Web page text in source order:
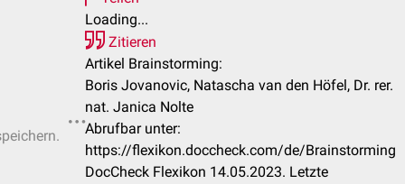
Loading...
Zitieren
Artikel Brainstorming:
Boris Jovanovic, Natascha van den Höfel, Dr. rer.
nat. Janica Nolte
Abrufbar unter:
https://flexikon.doccheck.com/de/Brainstorming
DocCheck Flexikon 14.05.2023. Letzte